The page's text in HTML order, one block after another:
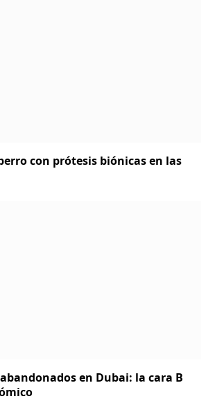
con prótesis biónicas en las
en Dubai: la cara B